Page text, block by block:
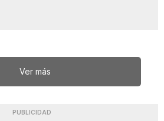
Ver más
PUBLICIDAD